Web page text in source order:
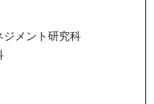
ジメント研究科